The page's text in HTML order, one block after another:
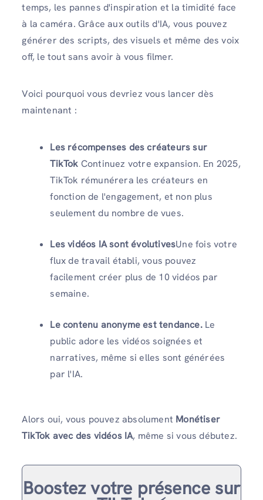
temps, les pannes d'inspiration et la timidité face
à la caméra. Grâce aux outils d'IA, vous pouvez
générer des scripts, des visuels et même des voix
off, le tout sans avoir à vous filmer.
Voici pourquoi vous devriez vous lancer dès
maintenant :
Les récompenses des créateurs sur
TikTok Continuez votre expansion. En 2025,
TikTok rémunérera les créateurs en
fonction de l'engagement, et non plus
seulement du nombre de vues.
Les vidéos IA sont évolutivesUne fois votre
flux de travail établi, vous pouvez
facilement créer plus de 10 vidéos par
semaine.
Le contenu anonyme est tendance.Le
public adore les vidéos soignées et
narratives, même si elles sont générées
par l'IA.
Alors oui, vous pouvez absolument Monétiser
TikTok avec des vidéos IA, même si vous débutez.
Boostez votre présence sur